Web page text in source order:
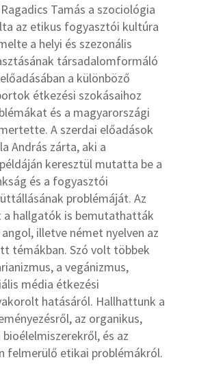
Tamás a szociológia
az etikus fogyasztói kultúra
a helyi és szezonális
társadalomformáló
a különböző
étkezési szokásaihoz
és a magyarországi
A szerdai előadások
András zárta, aki a
keresztül mutatta be a
és a fogyasztói
problémáját. Az
hallgatók is bemutathatták
illetve német nyelven az
témákban. Szó volt többek
a vegánizmus,
média étkezési
hatásáról. Hallhattunk a
az organikus,
bioélelmiszerekről, és az
felmerülő etikai problémákról.